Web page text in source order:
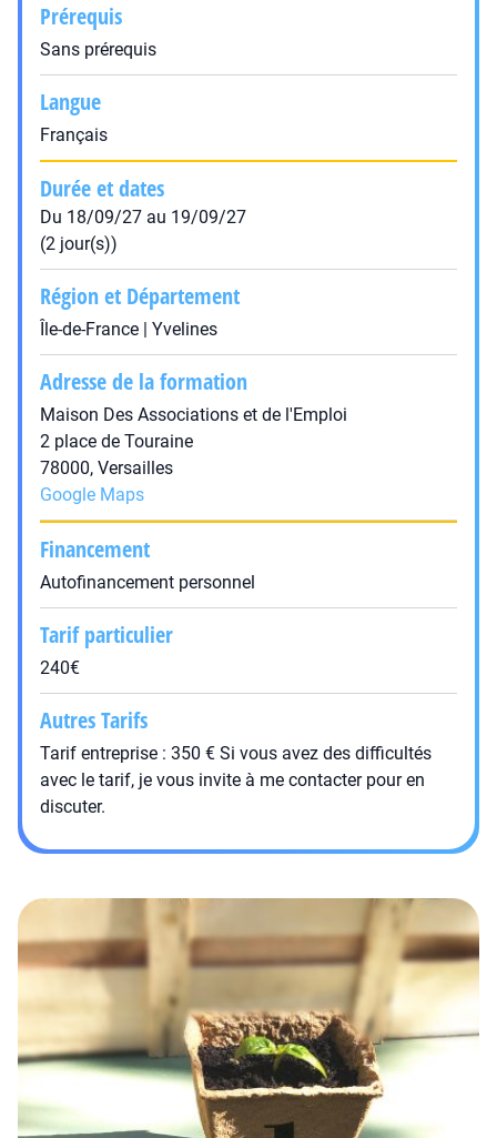
Prérequis
Sans prérequis
Langue
Français
Durée et dates
Du 18/09/27 au 19/09/27
(2 jour(s))
Région et Département
Île-de-France | Yvelines
Adresse de la formation
Maison Des Associations et de l'Emploi
2 place de Touraine
78000, Versailles
Google Maps
Financement
Autofinancement personnel
Tarif particulier
240€
Autres Tarifs
Tarif entreprise : 350 € Si vous avez des difficultés
avec le tarif, je vous invite à me contacter pour en
discuter.